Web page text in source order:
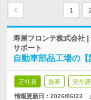
1
寿屋フロンテ株式会社
サポート
自動車部品工場の
正社員 急募 完全
情報更新日：2026/06/23